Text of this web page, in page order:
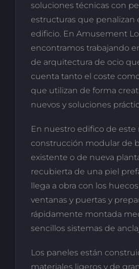
soluciones técnicas con
estructuras que penalizan
edificio. En Amusement
encontramos trabajando
de arquitectura de ocio
cuenta tanto el coste
que utilizan de forma
nuevos y soluciones
En nuestro edifico de este
construcción modular de
existente o de nueva
recubierta de una piel
llega a obra con los
ventanas y puertas y
rápidamente montada
sencillos sistemas de
Los paneles están
materiales ligeros y de